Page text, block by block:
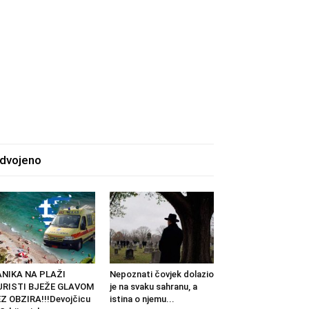
NA PLAŽI
BJEŽE GLAVOM
OBZIRA!!!Devojčicu
Nepoznati čovjek dolazio
je na svaku sahranu, a
istina o njemu...